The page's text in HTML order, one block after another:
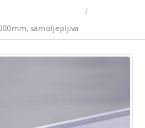
samoljepljiva